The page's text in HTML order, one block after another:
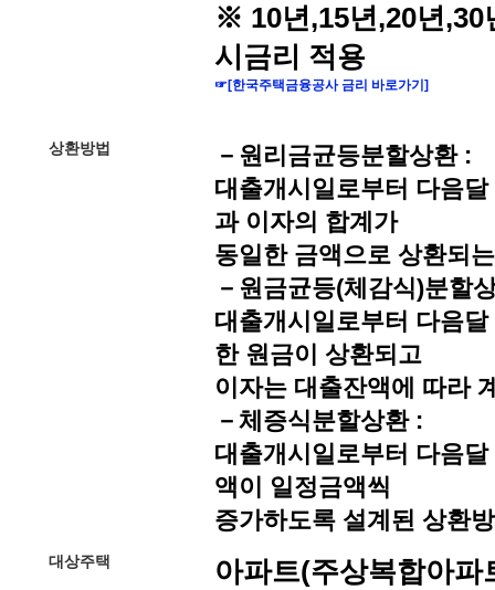
※ 10년,15년,20년,30
시금리 적용
☞[한국주택금융공사 금리 바로가기]
상환방법 － 원리금균등분할상환 :
대출개시일로부터 다음
과 이자의 합계가
동일한 금액으로 상환되
－ 원금균등(체감식)분할
대출개시일로부터 다음
한 원금이 상환되고
이자는 대출잔액에 따라
－ 체증식분할상환 :
대출개시일로부터 다음
액이 일정금액씩
증가하도록 설계된 상환
대상주택
아파트(주상복합아